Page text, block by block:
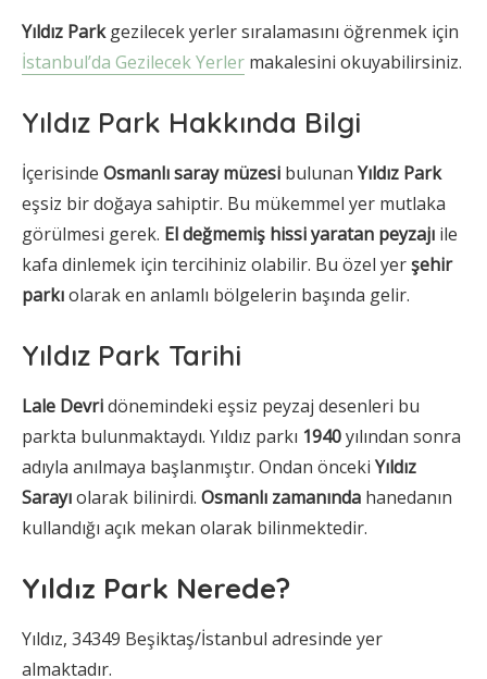
Yıldız Parkgezilecek yerler sıralamasını öğrenmek için
İstanbul’da Gezilecek Yerler makalesini okuyabilirsiniz.
Yıldız Park Hakkında Bilgi
İçerisinde Osmanlı saray müzesi bulunan Yıldız Park
eşsiz bir doğaya sahiptir. Bu mükemmel yer mutlaka
görülmesi gerek. El değmemiş hissi yaratan peyzajı ile
kafa dinlemek için tercihiniz olabilir. Bu özel yerşehir
parkıolarak en anlamlı bölgelerin başında gelir.
Yıldız Park Tarihi
Lale Devridönemindeki eşsiz peyzaj desenleri bu
parkta bulunmaktaydı. Yıldız parkı 1940yılından sonra
adıyla anılmaya başlanmıştır. Ondan önceki Yıldız
Sarayıolarak bilinirdi. Osmanlı zamanında hanedanın
kullandığı açık mekan olarak bilinmektedir.
Yıldız Park Nerede?
Yıldız, 34349 Beşiktaş/İstanbul adresinde yer
almaktadır.